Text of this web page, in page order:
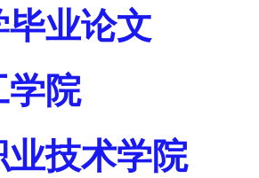
业论文
学院
业技术学院